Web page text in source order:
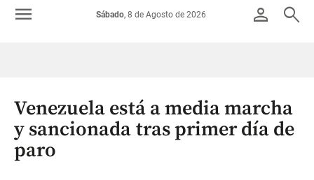
Colombia
person search
Sábado, 8 de Agosto de 2026
menu
Venezuela está a media marcha
y sancionada tras primer día de
paro